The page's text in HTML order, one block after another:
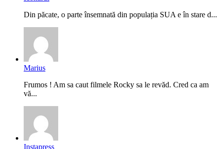
Din păcate, o parte însemnată din populația SUA e în stare d...
Marius
Frumos ! Am sa caut filmele Rocky sa le revăd. Cred ca am
vă...
Instapress